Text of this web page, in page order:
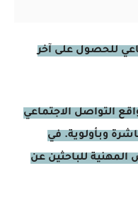
للحصول على آخر
التواصل الاجتماعي
وبأولوية. في
المهنية للباحثين عن